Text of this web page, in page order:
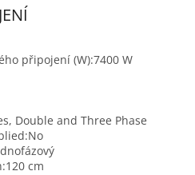
připojení (W):7400 W
Double and Three Phase
No
120 cm